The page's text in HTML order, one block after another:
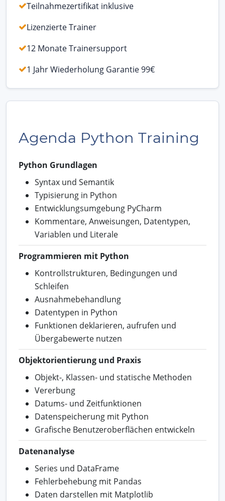
Teilnahmezertifikat inklusive
Lizenzierte Trainer
12 Monate Trainersupport
1 Jahr Wiederholung Garantie 99€
Agenda Python Training
Python Grundlagen
Syntax und Semantik
Typisierung in Python
Entwicklungsumgebung PyCharm
Kommentare, Anweisungen, Datentypen,
Variablen und Literale
Programmieren mit Python
Kontrollstrukturen, Bedingungen und
Schleifen
Ausnahmebehandlung
Datentypen in Python
Funktionen deklarieren, aufrufen und
Übergabewerte nutzen
Objektorientierung und Praxis
Objekt-, Klassen- und statische Methoden
Vererbung
Datums- und Zeitfunktionen
Datenspeicherung mit Python
Grafische Benutzeroberflächen entwickeln
Datenanalyse
Series und DataFrame
Fehlerbehebung mit Pandas
Daten darstellen mit Matplotlib